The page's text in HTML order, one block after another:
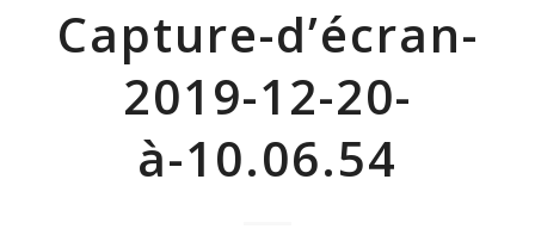
Capture-d’écran-
2019-12-20-
à-10.06.54